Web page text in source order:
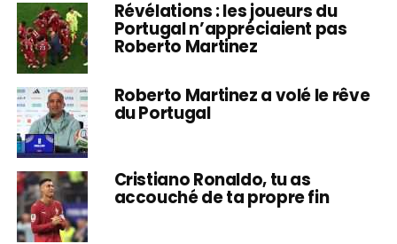
Révélations : les joueurs du
Portugal n’appréciaient pas
Roberto Martinez
Roberto Martinez a volé le rêve
du Portugal
Cristiano Ronaldo, tu as
accouché de ta propre fin